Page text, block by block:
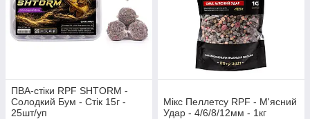
ПВА-стіки RPF SHTORM -
Солодкий Бум - Стік 15г -
25шт/уп
Мікс Пеллетсу RPF - М'ясний
Удар - 4/6/8/12мм - 1кг